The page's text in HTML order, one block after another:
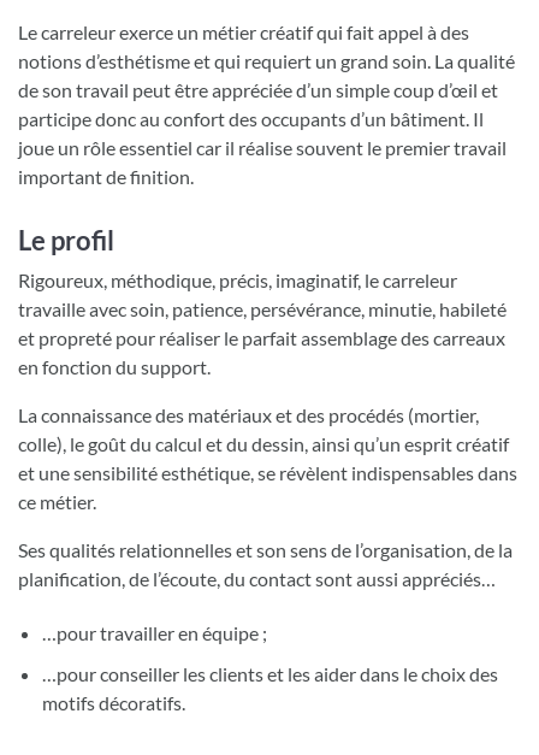
Le carreleur exerce un métier créatif qui fait appel à des
notions d’esthétisme et qui requiert un grand soin. La qualité
de son travail peut être appréciée d’un simple coup d’œil et
participe donc au confort des occupants d’un bâtiment. Il
joue un rôle essentiel car il réalise souvent le premier travail
important de finition.
Le profil
Rigoureux, méthodique, précis, imaginatif, le carreleur
travaille avec soin, patience, persévérance, minutie, habileté
et propreté pour réaliser le parfait assemblage des carreaux
en fonction du support.
La connaissance des matériaux et des procédés (mortier,
colle), le goût du calcul et du dessin, ainsi qu’un esprit créatif
et une sensibilité esthétique, se révèlent indispensables dans
ce métier.
Ses qualités relationnelles et son sens de l’organisation, de la
planification, de l’écoute, du contact sont aussi appréciés…
…pour travailler en équipe ;
…pour conseiller les clients et les aider dans le choix des
motifs décoratifs.